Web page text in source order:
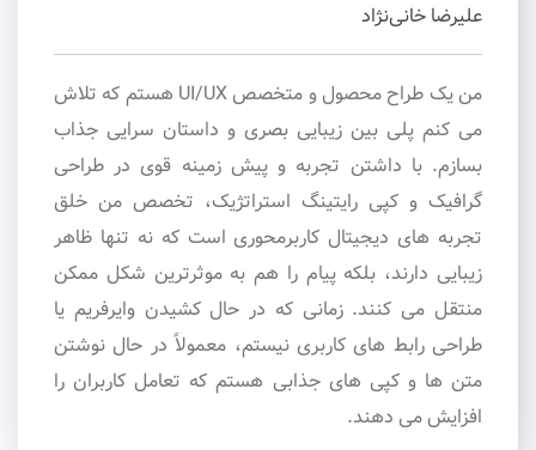
علیرضا خانی‌نژاد
من یک طراح محصول و متخصص UI/UX هستم که تلاش
می کنم پلی بین زیبایی بصری و داستان سرایی جذاب
بسازم. با داشتن تجربه و پیش زمینه قوی در طراحی
گرافیک و کپی رایتینگ استراتژیک، تخصص من خلق
تجربه های دیجیتال کاربرمحوری است که نه تنها ظاهر
زیبایی دارند، بلکه پیام را هم به موثرترین شکل ممکن
منتقل می کنند. زمانی که در حال کشیدن وایرفریم یا
طراحی رابط های کاربری نیستم، معمولاً در حال نوشتن
متن ها و کپی های جذابی هستم که تعامل کاربران را
افزایش می دهند.